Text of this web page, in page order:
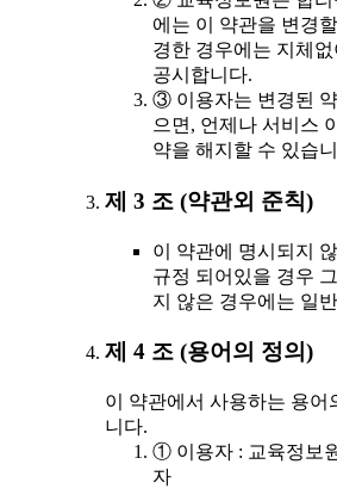
에는 이 약관을 변경
경한 경우에는 지체
공시합니다.
③ 이용자는 변경된
으면, 언제나 서비스
약을 해지할 수 있습
제 3 조 (약관외 준칙)
이 약관에 명시되지
규정 되어있을 경우
지 않은 경우에는 일
제 4 조 (용어의 정의)
이 약관에서 사용하는 용어
니다.
① 이용자 : 교육정보
자